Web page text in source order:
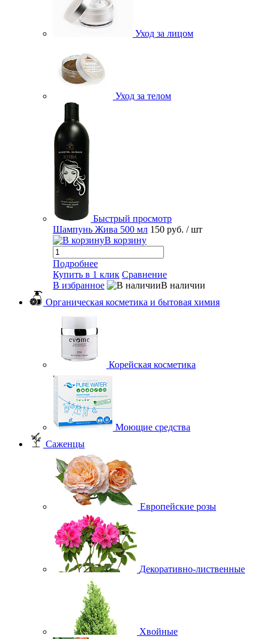
Уход за лицом
Уход за телом
Быстрый просмотр
Шампунь Жива 500 мл 150 руб. / шт
В корзину
Подробнее
Купить в 1 клик Сравнение
В избранное
В наличии
Органическая косметика и бытовая химия
Корейская косметика
Моющие средства
Саженцы
Европейские розы
Декоративно-лиственные
Хвойные